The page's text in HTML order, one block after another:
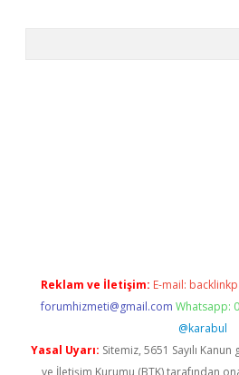
Reklam ve İletişim: E-mail:
forumhizmeti@gmail.com Whatsapp:
@karabul
Yasal Uyarı: Sitemiz, 5651 Sayılı
ve İletişim Kurumu (BTK) tarafından